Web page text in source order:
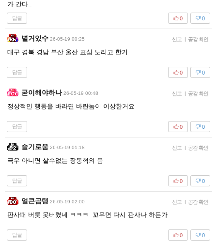
가 간다..
답글 0
0
별거있수 26-05-19 00:25 신고 | 공감 확인
대구 경북 경남 부산 울산 표심 노리고 한거
답글 0
0
굳이해야하나 26-05-19 00:48 신고 | 공감 확인
정상적인 행동을 바라면 바란놈이 이상한거요
답글 0
0
슬기로움 26-05-19 01:18 신고 | 공감 확인
극우 아니면 살수없는 장동혁의 몸
답글 0
0
얼큰곰탱 26-05-19 02:00 신고 | 공감 확인
판사때 버릇 못버렸네 ㅋㅋㅋ 꼬우면 다시 판사나 하든가
답글 0
0